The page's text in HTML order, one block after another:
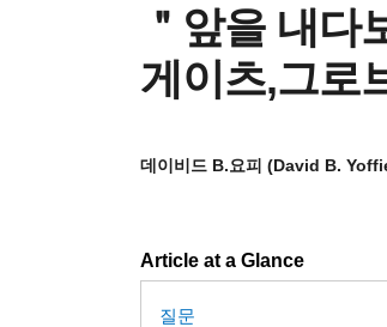
＂앞을 내다
게이츠,그로
데이비드 B.요피 (David B.
Article at a Glance
질문